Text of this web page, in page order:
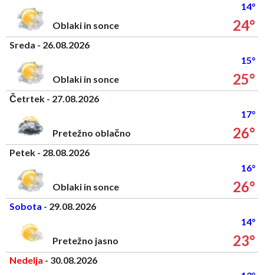
14°
Oblaki in sonce
24°
Sreda - 26.08.2026
15°
Oblaki in sonce
25°
Četrtek - 27.08.2026
17°
Pretežno oblačno
26°
Petek - 28.08.2026
16°
Oblaki in sonce
26°
Sobota - 29.08.2026
14°
Pretežno jasno
23°
Nedelja - 30.08.2026